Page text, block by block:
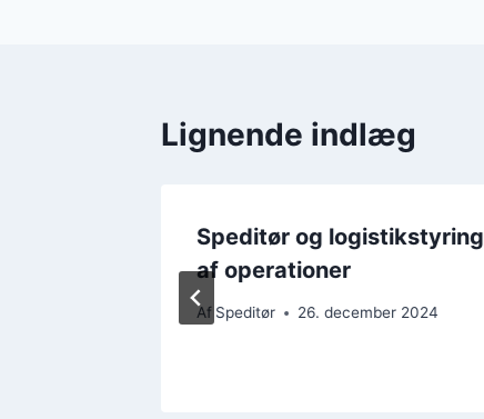
Lignende indlæg
Speditør og logistikstyring
af operationer
Af Speditør 26. december 2024